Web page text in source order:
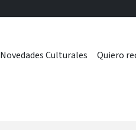
Novedades Culturales Quiero